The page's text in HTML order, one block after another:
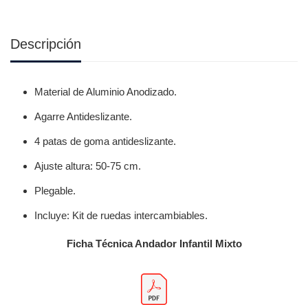
Descripción
Material de Aluminio Anodizado.
Agarre Antideslizante.
4 patas de goma antideslizante.
Ajuste altura: 50-75 cm.
Plegable.
Incluye: Kit de ruedas intercambiables.
Ficha Técnica Andador Infantil Mixto